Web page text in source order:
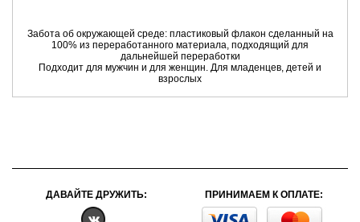
Забота об окружающей среде: пластиковый флакон сделанный на
100% из переработанного материала, подходящий для
дальнейшей переработки
Подходит для мужчин и для женщин. Для младенцев, детей и
взрослых
ДАВАЙТЕ ДРУЖИТЬ: ПРИНИМАЕМ К ОПЛАТЕ: